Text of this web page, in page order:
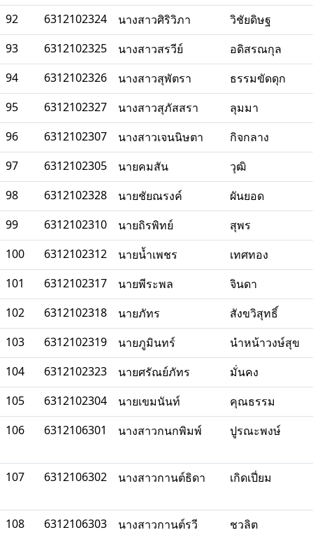
92
6312102324 นางสาวศิริวิภา
วิชัยดิษฐ
93
6312102325 นางสาวสรวีย์
อดิสรณกุล
94
6312102326 นางสาวสุพัตรา
ธรรมขัดดุก
95
6312102327 นางสาวสุภัสสรา
ลุมมา
96
6312102307 นางสาวเจนนิษตา
กิจกลาง
97
6312102305 นายคมสัน
วุฒิ
98
6312102328 นายชัยณรงค์
ผันยอด
99
6312102310 นายถิรพิทย์
สุพร
100
6312102312 นายน้ำเพชร
เทศทอง
101
6312102317 นายพีระพล
จินดา
102
6312102318 นายภัทร
สังขวิสุทธิ์
103
6312102319 นายภูมินทร์
นำหน้าวงษ์สุข
104
6312102323 นายศรัณย์ภัทร
มั่นคง
105
6312102304 นายเขมนันท์
คุณธรรม
106
6312106301 นางสาวกนกพิมพ์ ปูรณะพงษ์
107 6312106302 นางสาวกานต์ธิดา เกิดเปี่ยม
108 6312106303 นางสาวกานต์รวี ชวลิต